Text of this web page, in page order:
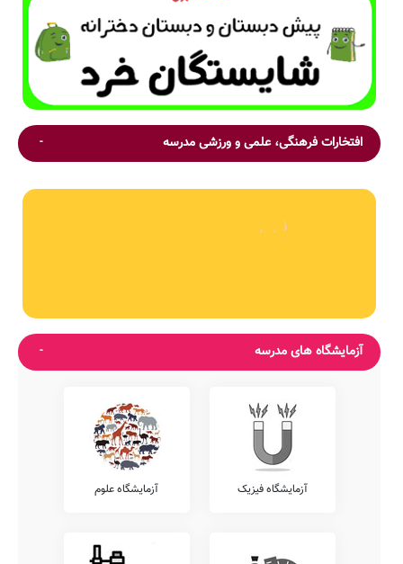
افتخارات فرهنگی، علمی و ورزشی مدرسه
آزمایشگاه های مدرسه
آزمایشگاه فیزیک آزمایشگاه علوم